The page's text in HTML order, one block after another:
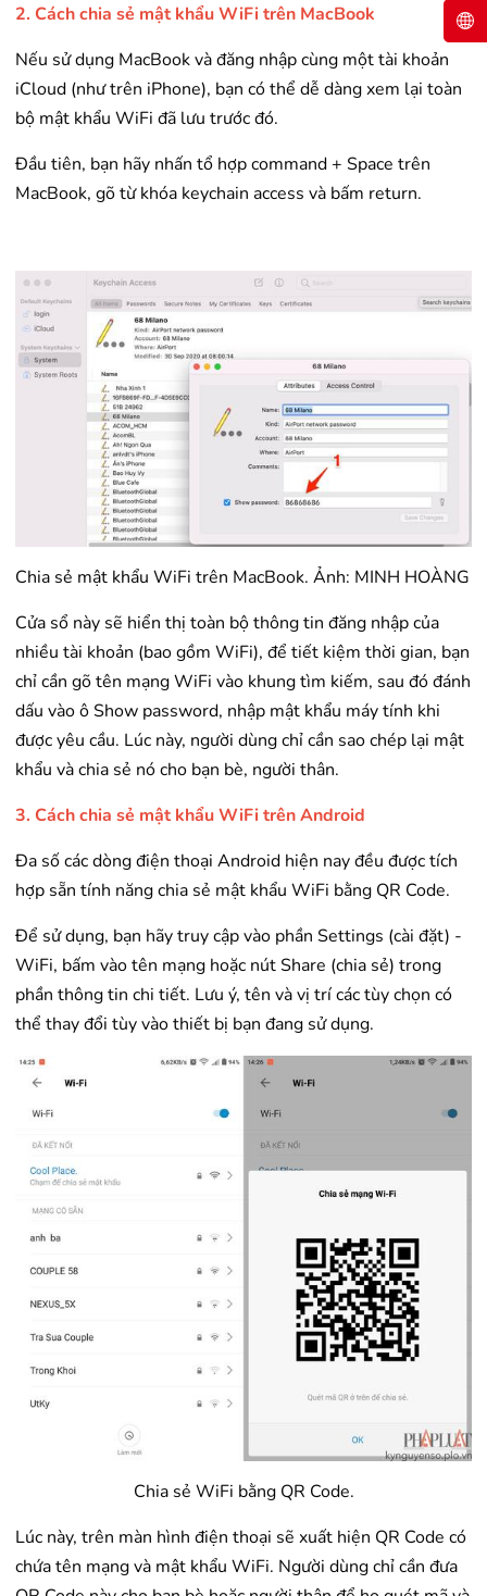
2. Cách chia sẻ mật khẩu WiFi trên MacBook
Nếu sử dụng MacBook và đăng nhập cùng một tài khoản
iCloud (như trên iPhone), bạn có thể dễ dàng xem lại toàn
bộ mật khẩu WiFi đã lưu trước đó.
Đầu tiên, bạn hãy nhấn tổ hợp command + Space trên
MacBook, gõ từ khóa keychain access và bấm return.
Chia sẻ mật khẩu WiFi trên MacBook. Ảnh: MINH HOÀNG
Cửa sổ này sẽ hiển thị toàn bộ thông tin đăng nhập của
nhiều tài khoản (bao gồm WiFi), để tiết kiệm thời gian, bạn
chỉ cần gõ tên mạng WiFi vào khung tìm kiếm, sau đó đánh
dấu vào ô Show password, nhập mật khẩu máy tính khi
được yêu cầu. Lúc này, người dùng chỉ cần sao chép lại mật
khẩu và chia sẻ nó cho bạn bè, người thân.
3. Cách chia sẻ mật khẩu WiFi trên Android
Đa số các dòng điện thoại Android hiện nay đều được tích
hợp sẵn tính năng chia sẻ mật khẩu WiFi bằng QR Code.
Để sử dụng, bạn hãy truy cập vào phần Settings (cài đặt) -
WiFi, bấm vào tên mạng hoặc nút Share (chia sẻ) trong
phần thông tin chi tiết. Lưu ý, tên và vị trí các tùy chọn có
thể thay đổi tùy vào thiết bị bạn đang sử dụng.
Chia sẻ WiFi bằng QR Code.
Lúc này, trên màn hình điện thoại sẽ xuất hiện QR Code có
chứa tên mạng và mật khẩu WiFi. Người dùng chỉ cần đưa